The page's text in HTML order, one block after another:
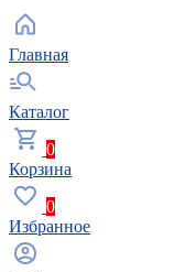
Главная
Каталог
0
Корзина
0
Избранное